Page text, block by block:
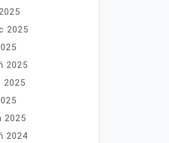
2025
2025
2025
2025
2024